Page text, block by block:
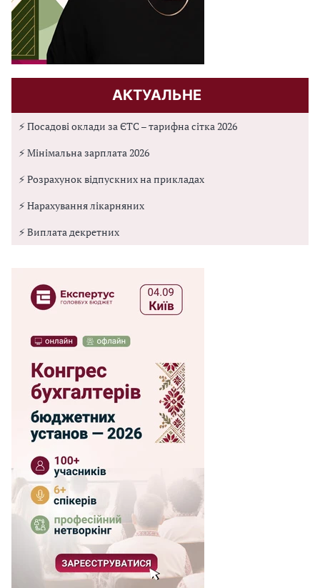
АКТУАЛЬНЕ
⚡ Посадові оклади за ЄТС – тарифна сітка 2026
⚡ Мінімальна зарплата 2026
⚡ Розрахунок відпускних на прикладах
⚡ Нарахування лікарняних
⚡ Виплата декретних